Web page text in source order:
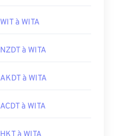
WIT à WITA
NZDT à WITA
AKDT à WITA
ACDT à WITA